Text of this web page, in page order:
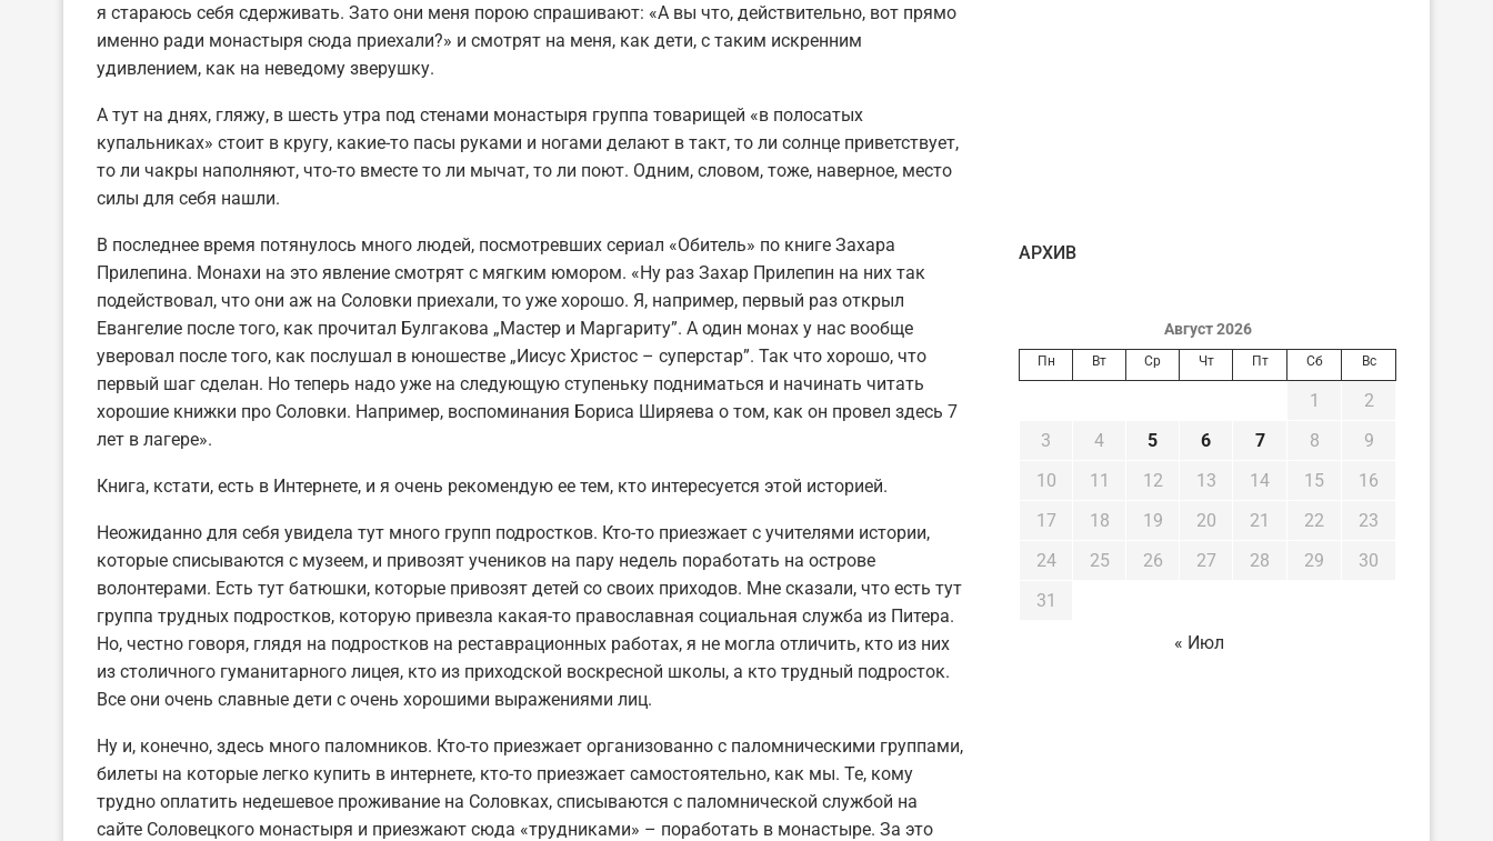
я стараюсь себя сдерживать. Зато они меня порою спрашивают: «А вы что, действительно, вот прямо
именно ради монастыря сюда приехали?» и смотрят на меня, как дети, с таким искренним
удивлением, как на неведому зверушку.
А тут на днях, гляжу, в шесть утра под стенами монастыря группа товарищей «в полосатых
купальниках» стоит в кругу, какие-то пасы руками и ногами делают в такт, то ли солнце приветствует,
то ли чакры наполняют, что-то вместе то ли мычат, то ли поют. Одним, словом, тоже, наверное, место
силы для себя нашли.
В последнее время потянулось много людей, посмотревших сериал «Обитель» по книге Захара
Прилепина. Монахи на это явление смотрят с мягким юмором. «Ну раз Захар Прилепин на них так
подействовал, что они аж на Соловки приехали, то уже хорошо. Я, например, первый раз открыл
Евангелие после того, как прочитал Булгакова „Мастер и Маргариту”. А один монах у нас вообще
уверовал после того, как послушал в юношестве „Иисус Христос – суперстар”. Так что хорошо, что
первый шаг сделан. Но теперь надо уже на следующую ступеньку подниматься и начинать читать
хорошие книжки про Соловки. Например, воспоминания Бориса Ширяева о том, как он провел здесь 7
лет в лагере».
Книга, кстати, есть в Интернете, и я очень рекомендую ее тем, кто интересуется этой историей.
Неожиданно для себя увидела тут много групп подростков. Кто-то приезжает с учителями истории,
которые списываются с музеем, и привозят учеников на пару недель поработать на острове
волонтерами. Есть тут батюшки, которые привозят детей со своих приходов. Мне сказали, что есть тут
группа трудных подростков, которую привезла какая-то православная социальная служба из Питера.
Но, честно говоря, глядя на подростков на реставрационных работах, я не могла отличить, кто из них
из столичного гуманитарного лицея, кто из приходской воскресной школы, а кто трудный подросток.
Все они очень славные дети с очень хорошими выражениями лиц.
Ну и, конечно, здесь много паломников. Кто-то приезжает организованно с паломническими группами,
билеты на которые легко купить в интернете, кто-то приезжает самостоятельно, как мы. Те, кому
трудно оплатить недешевое проживание на Соловках, списываются с паломнической службой на
сайте Соловецкого монастыря и приезжают сюда «трудниками» – поработать в монастыре. За это
AРХИВ
Август 2026
Пн Вт Ср Чт Пт Сб Вс
1
2
3
4 5 6 7 8
9
10
11 12 13 14 15
16
17
18 19 20 21 22
23
24
25 26 27 28 29
30
31
« Июл